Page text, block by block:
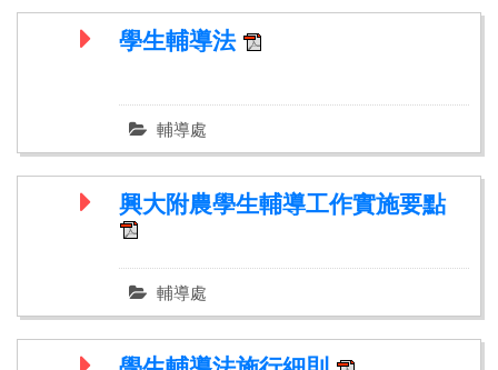
學生輔導法
輔導處
興大附農學生輔導工作實施要點
輔導處